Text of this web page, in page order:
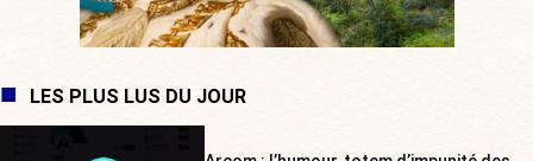
LES PLUS LUS DU JOUR